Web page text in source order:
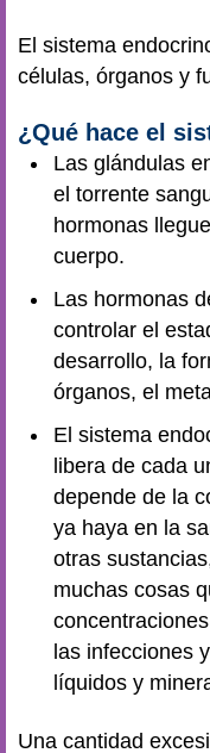
El sistema
células, órganos y
¿Qué hace el
Las glándulas
el torrente
hormonas
cuerpo.
Las hormonas
controlar el
desarrollo, la
órganos, el
El sistema
libera de cada
depende de la
ya haya en la
otras
muchas cosas
las infecciones
líquidos y
Una cantidad